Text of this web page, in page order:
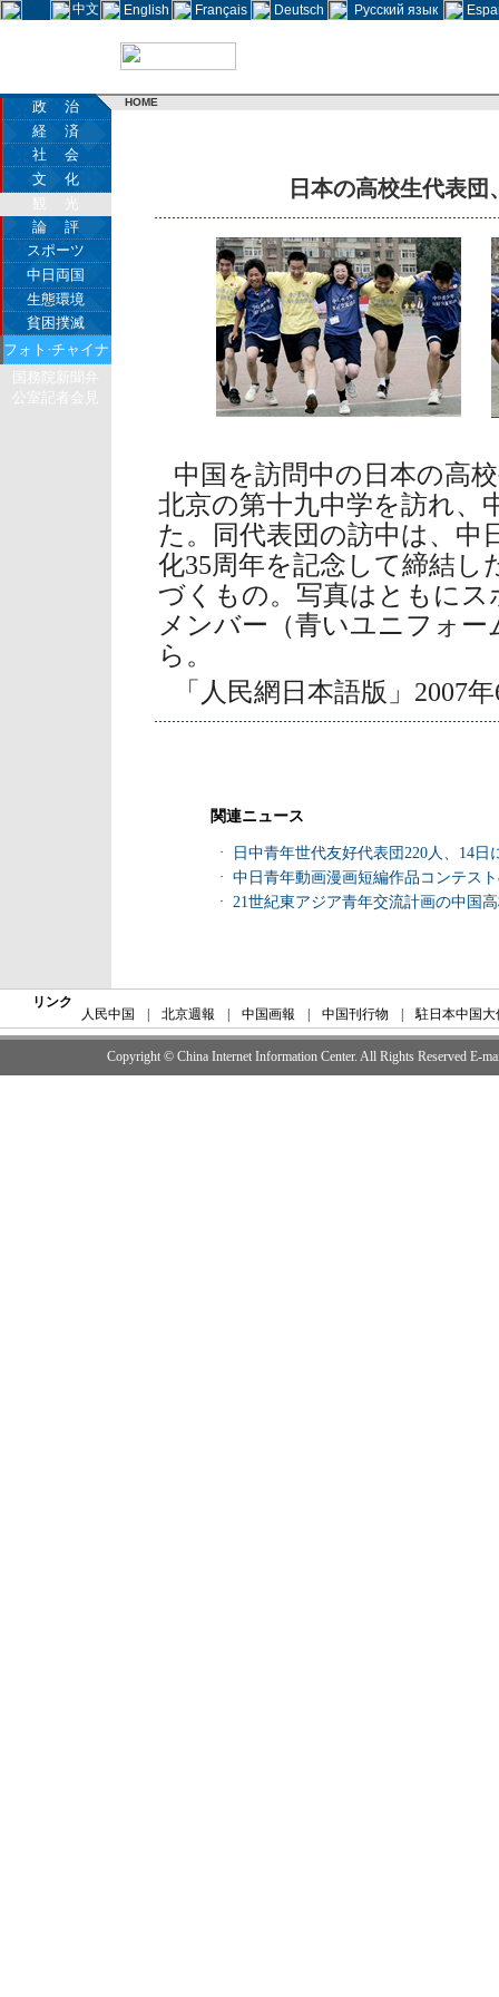
中文 English Français Deutsch Русский язык
政 治
経 済
社 会
文 化
論 評
スポーツ
中日両国
生態環境
貧困撲滅
フォト·チャイナ
国務院新聞弁
公室記者会見
HOME
日本の高校生代表
中国を訪問中の日本の高
北京の第十九中学を訪れ、
た。同代表団の訪中は、中
化35周年を記念して締結し
づくもの。写真はともに
メンバー（青いユニフォ
ら。
「人民網日本語版」2007
関連ニュース
· 日中青年世代友好代表団220人、14日
· 中日青年動画漫画短編作品コンテス
· 21世紀東アジア青年交流計画の中国
リンク
人民中国 北京週報 中国画報 中国刊行物 駐日本中国大
Copyright © China Internet Information Center. All Rights Reserved E-